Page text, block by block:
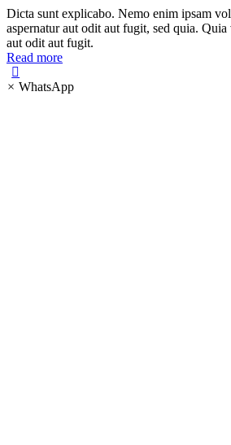
Dicta sunt explicabo. Nemo enim ipsam
aspernatur aut odit aut fugit, sed quia. Quia
aut odit aut fugit.
Read more
× WhatsApp